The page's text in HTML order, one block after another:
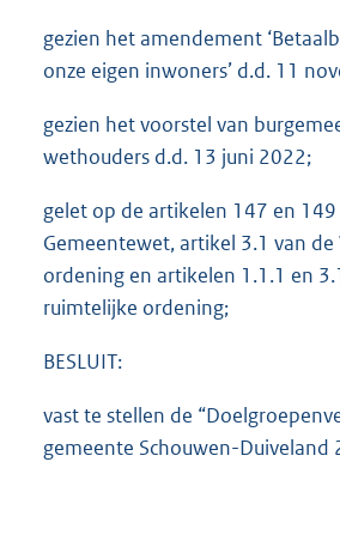
gezien het amendement
onze eigen inwoners’ d.d. 11
gezien het voorstel van
wethouders d.d. 13 juni 2022;
gelet op de artikelen 147 en 149
Gemeentewet, artikel 3.1 van
ordening en artikelen 1.1.1 en
ruimtelijke ordening;
BESLUIT:
vast te stellen de
gemeente Schouwen-Duiveland